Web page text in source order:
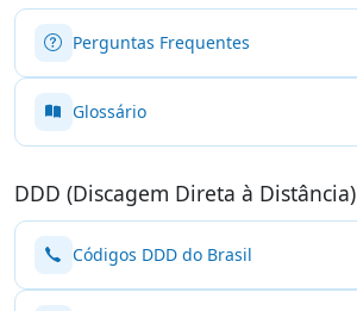
Perguntas Frequentes
Glossário
DDD (Discagem Direta à Distância)
Códigos DDD do Brasil